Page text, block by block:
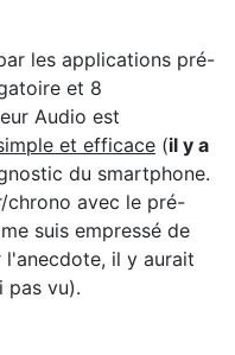
les applications pré-
et 8
Audio est
et efficace (il y a
du smartphone.
chrono avec le pré-
suis empressé de
l'anecdote, il y aurait
pas vu).